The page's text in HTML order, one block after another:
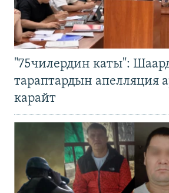
"75чилердин каты":
тараптардын апелляция
карайт